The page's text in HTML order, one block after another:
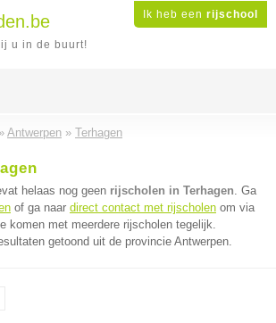
Ik heb een rijschool
u in de buurt!
» Antwerpen » Terhagen
helaas nog geen rijscholen in Terhagen. Ga
of ga naar direct contact met rijscholen om via
komen met meerdere rijscholen tegelijk.
getoond uit de provincie Antwerpen.